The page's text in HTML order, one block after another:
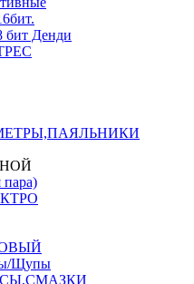
бит Денди
Щупы